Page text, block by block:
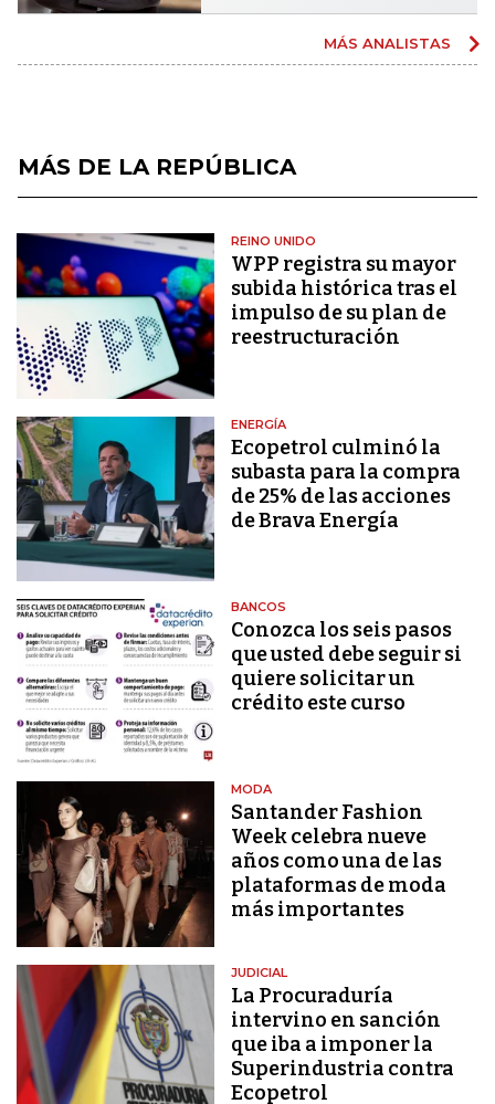
MÁS ANALISTAS
MÁS DE LA REPÚBLICA
REINO UNIDO
WPP registra su mayor
subida histórica tras el
impulso de su plan de
reestructuración
ENERGÍA
Ecopetrol culminó la
subasta para la compra
de 25% de las acciones
de Brava Energía
BANCOS
Conozca los seis pasos
que usted debe seguir si
quiere solicitar un
crédito este curso
MODA
Santander Fashion
Week celebra nueve
años como una de las
plataformas de moda
más importantes
JUDICIAL
La Procuraduría
intervino en sanción
que iba a imponer la
Superindustria contra
Ecopetrol